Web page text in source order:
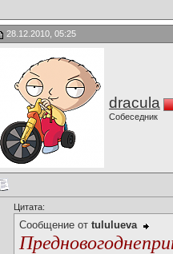
28.12.2010, 05:25
dracula
Собеседник
Цитата:
Сообщение от tululueva